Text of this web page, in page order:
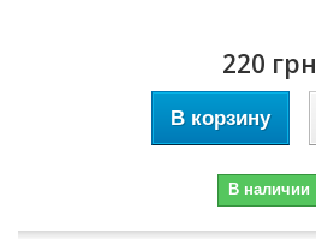
220 грн
В корзину
В наличии